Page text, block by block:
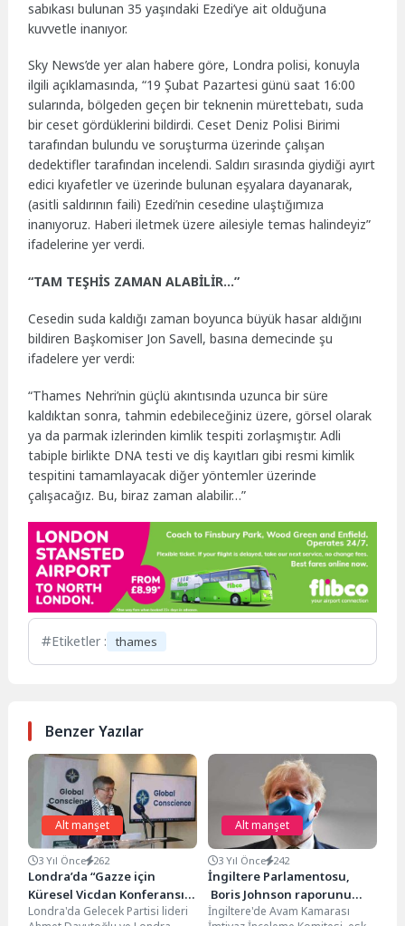
sabıkası bulunan 35 yaşındaki Ezedi’ye ait olduğuna
kuvvetle inanıyor.
Sky News’de yer alan habere göre, Londra polisi, konuyla
ilgili açıklamasında, “19 Şubat Pazartesi günü saat 16:00
sularında, bölgeden geçen bir teknenin mürettebatı, suda
bir ceset gördüklerini bildirdi. Ceset Deniz Polisi Birimi
tarafından bulundu ve soruşturma üzerinde çalışan
dedektifler tarafından incelendi. Saldırı sırasında giydiği ayırt
edici kıyafetler ve üzerinde bulunan eşyalara dayanarak,
(asitli saldırının faili) Ezedi’nin cesedine ulaştığımıza
inanıyoruz. Haberi iletmek üzere ailesiyle temas halindeyiz”
ifadelerine yer verdi.
“TAM TEŞHİS ZAMAN ALABİLİR…”
Cesedin suda kaldığı zaman boyunca büyük hasar aldığını
bildiren Başkomiser Jon Savell, basına demecinde şu
ifadelere yer verdi:
“Thames Nehri’nin güçlü akıntısında uzunca bir süre
kaldıktan sonra, tahmin edebileceğiniz üzere, görsel olarak
ya da parmak izlerinden kimlik tespiti zorlaşmıştır. Adli
tabiple birlikte DNA testi ve diş kayıtları gibi resmi kimlik
tespitini tamamlayacak diğer yöntemler üzerinde
çalışacağız. Bu, biraz zaman alabilir…”
Etiketler : thames
Benzer Yazılar
Alt manşet
3 Yıl Önce 262
Londra’da “Gazze için
Küresel Vicdan Konferansı”
düzenlendi
Londra'da Gelecek Partisi lideri
Alt manşet
3 Yıl Önce 242
İngiltere Parlamentosu,
Boris Johnson raporunu
açıkladı
İngiltere'de Avam Kamarası